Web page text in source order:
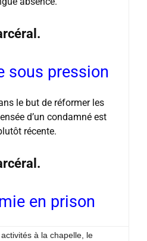
sous pression
le but de réformer les
d’un condamné est
récente.
en prison
à la chapelle, le